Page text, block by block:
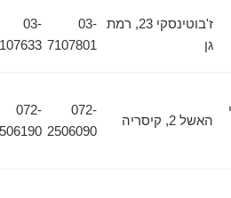
ז'בוטינסקי 23, רמת
03-
7107801
7107633
האשל 2, קיסריה
072-
2506090
072-
2506190